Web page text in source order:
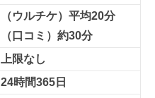
（ウルチケ）平均20分
（口コミ）約30分
上限なし
24時間365日